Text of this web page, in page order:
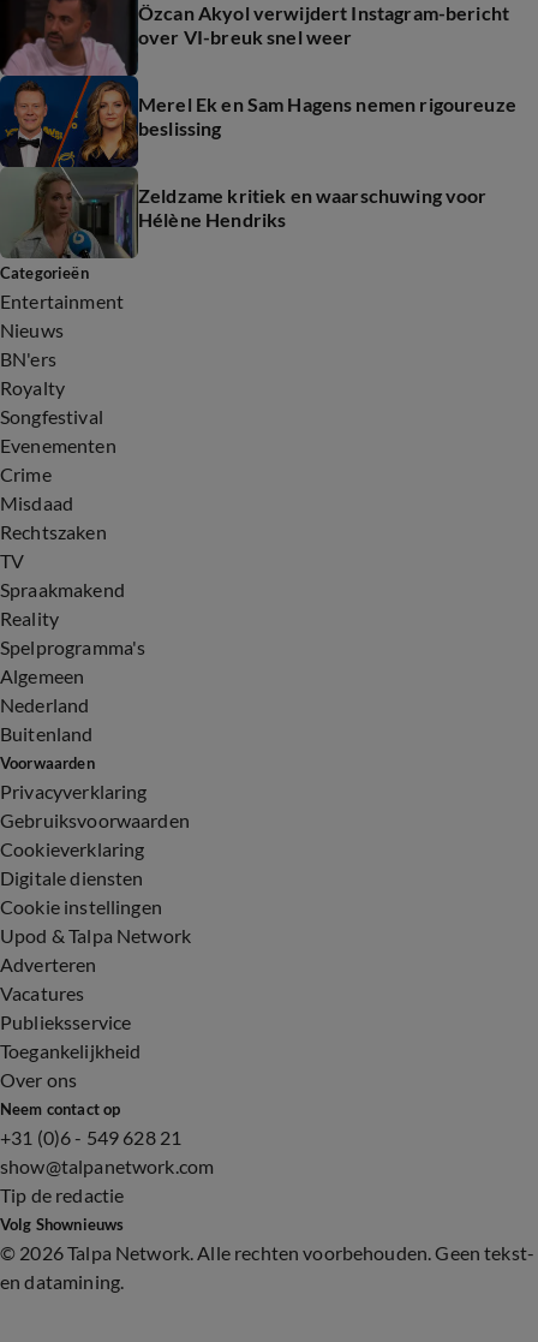
Özcan Akyol verwijdert Instagram-bericht
over VI-breuk snel weer
Merel Ek en Sam Hagens nemen rigoureuze
beslissing
Zeldzame kritiek en waarschuwing voor
Hélène Hendriks
Categorieën
Entertainment
Nieuws
BN'ers
Royalty
Songfestival
Evenementen
Crime
Misdaad
Rechtszaken
TV
Spraakmakend
Reality
Spelprogramma's
Algemeen
Nederland
Buitenland
Voorwaarden
Privacyverklaring
Gebruiksvoorwaarden
Cookieverklaring
Digitale diensten
Cookie instellingen
Upod & Talpa Network
Adverteren
Vacatures
Publieksservice
Toegankelijkheid
Over ons
Neem contact op
+31 (0)6 - 549 628 21
show@talpanetwork.com
Tip de redactie
Volg Shownieuws
© 2026 Talpa Network. Alle rechten voorbehouden. Geen tekst-
en datamining.